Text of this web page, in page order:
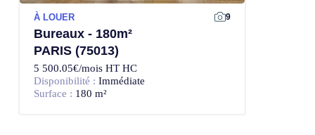
À LOUER 9
Bureaux - 180m²
PARIS (75013)
5 500.05€/mois HT HC
Disponibilité : Immédiate
Surface : 180 m²